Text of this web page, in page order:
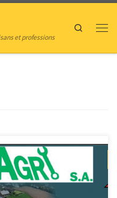
et professions
Search
de machines agricoles, mini-